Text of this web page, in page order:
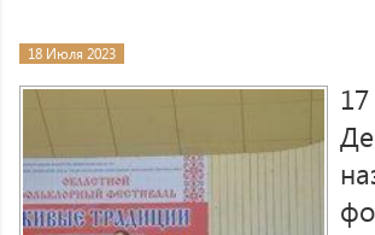
18 Июля 2023